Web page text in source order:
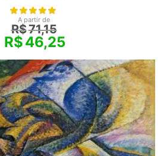
A partir de
R$71,15
R$46,25